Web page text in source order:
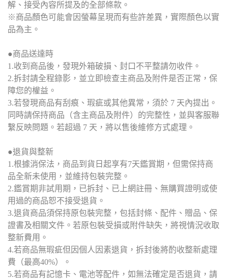
解、接受內容所提及的全部條款。
※商品顏色可能會因螢幕呈現而有些許差異，實際顏色以實
品為主。
●商品送達時
1.收到商品後，發現外箱破損、封口不平整請勿收件。
2.拆封請全程錄影，並立即檢查主商品及附件是否正常，保
障您的權益。
3.若發現商品有刮痕、瑕疵或其他異常，須於 7 天內提出。
同時請保持商品（含主商品及附件）的完整性，並與客服聯
繫反映問題。若超過 7 天，將以售後維修方式處理。
●退貨與整新
1.根據消保法，商品到貨日起享有7天鑑賞期，但需保持商
品全新未使用，並維持包裝完整。
2.鑑賞期非試用期，已拆封、已上網註冊、無購買證明或使
用過的商品恕不接受退貨。
3.退貨商品須保持原包裝完整，包括封條、配件、贈品、保
證書及相關文件。若原包裝受損或附件缺失，將視情況收取
整新費用。
4.若商品無瑕疵但因個人因素退貨，拆封後將酌收整新處理
費（最高40%）。
5.若商品有記憶卡、電池等配件，如無法確定是否退貨，請